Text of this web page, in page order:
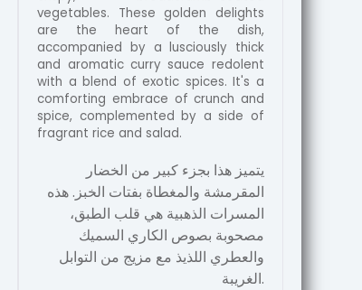
vegetables. These golden delights
are the heart of the dish,
accompanied by a lusciously thick
and aromatic curry sauce redolent
with a blend of exotic spices. It's a
comforting embrace of crunch and
spice, complemented by a side of
fragrant rice and salad.
يتميز هذا بجزء كبير من الخضار
المقرمشة والمغطاة بفتات الخبز. هذه
المسرات الذهبية هي قلب الطبق،
مصحوبة بصوص الكاري السميك
والعطري اللذيذ مع مزيج من التوابل
الغريبة.